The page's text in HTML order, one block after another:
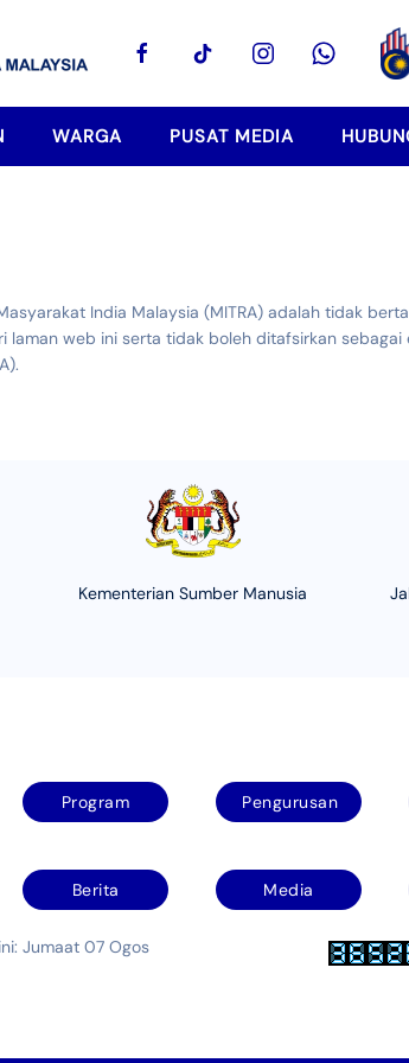
WARGA PUSAT MEDIA
India Malaysia (MITRA) adalah tidak
web ini serta tidak boleh ditafsirkan
Kementerian Sumber Manusia
Program Pengurusan
Berita Media
Jumaat 07 Ogos